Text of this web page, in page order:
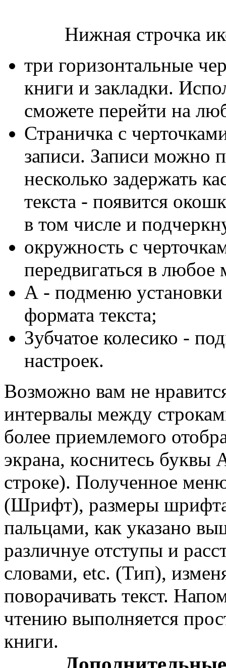
Нижная строчка
три горизонтальные
книги и закладки.
сможете перейти на
Страничка с
записи. Записи можно
несколько задержать
текста - появится
в том числе и
окружность с
передвигаться в любое
А - подменю
формата текста;
Зубчатое колесико -
настроек.
Возможно вам не
интервалы между
более приемлемого
экрана, коснитесь буквы
строке). Полученное
(Шрифт), размеры шрифта
пальцами, как указано
различнуе отступы и
словами, etc. (Тип),
поворачивать текст.
чтению выполняется
книги.